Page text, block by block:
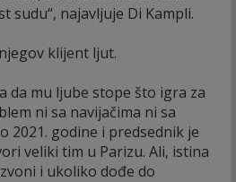
sudu“, najavljuje Di Kampli.
klijent ljut.
da mu ljube stope što igra za
ni sa navijačima ni sa
2021. godine i predsednik je
veliki tim u Parizu. Ali, istina
i ukoliko dođe do